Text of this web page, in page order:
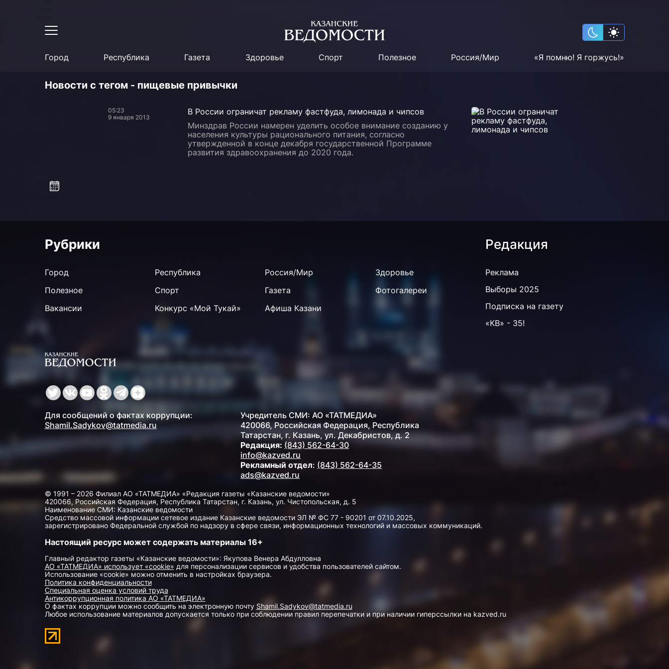
Город Республика Газета Здоровье Спорт Полезное Россия/Мир «Я помню! Я горжусь!»
Новости с тегом - пищевые привычки
05:23
9 января 2013
В России ограничат рекламу фастфуда, лимонада и чипсов
Минздрав России намерен уделить особое внимание созданию у
населения культуры рационального питания, согласно
утвержденной в конце декабря государственной Программе
развития здравоохранения до 2020 года.
Рубрики
Город Республика Россия/Мир
Здоровье
Полезное
Спорт Газета
Фотогалереи
Вакансии
Конкурс «Мой Тукай» Афиша Казани
Редакция
Реклама
Выборы 2025
Подписка на газету
«КВ» - 35!
Для сообщений о фактах коррупции:
Shamil.Sadykov@tatmedia.ru
Учредитель СМИ: АО «ТАТМЕДИА»
420066, Российская Федерация, Республика
Татарстан, г. Казань, ул. Декабристов, д. 2
Редакция: (843) 562-64-30
info@kazved.ru
Рекламный отдел: (843) 562-64-35
ads@kazved.ru
© 1991 – 2026 Филиал АО «ТАТМЕДИА» «Редакция газеты «Казанские ведомости»
420066, Российская Федерация, Республика Татарстан, г. Казань, ул. Чистопольская, д. 5
Наименование СМИ: Казанские ведомости
Средство массовой информации сетевое издание Казанские ведомости ЭЛ № ФС 77 - 90201 от 07.10.2025,
зарегистрировано Федеральной службой по надзору в сфере связи, информационных технологий и массовых коммуникаций.
Настоящий ресурс может содержать материалы 16+
Главный редактор газеты «Казанские ведомости»: Якупова Венера Абдулловна
АО «ТАТМЕДИА» использует «cookie» для персонализации сервисов и удобства пользователей сайтом.
Использование «cookie» можно отменить в настройках браузера.
Политика конфиденциальности
Специальная оценка условий труда
Антикоррупционная политика АО «ТАТМЕДИА»
О фактах коррупции можно сообщить на электронную почту Shamil.Sadykov@tatmedia.ru
Любое использование материалов допускается только при соблюдении правил перепечатки и при наличии гиперссылки на kazved.ru